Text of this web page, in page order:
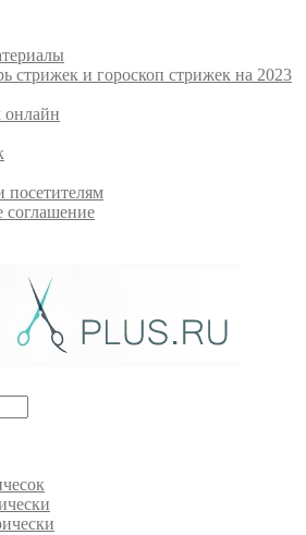
стрижек и гороскоп стрижек на 2023
онлайн
посетителям
соглашение